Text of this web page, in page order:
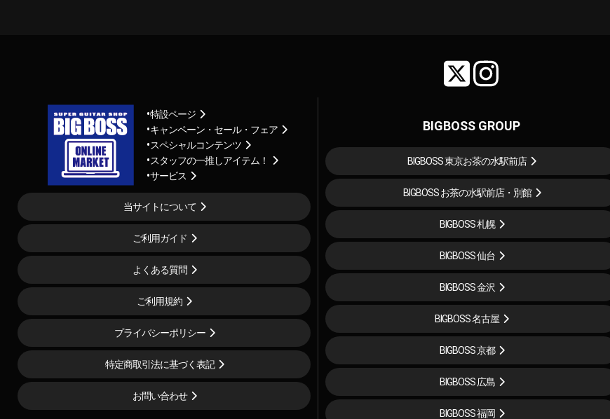
特設ページ
キャンペーン・セール・フェア
スペシャルコンテンツ
スタッフの一推しアイテム！
サービス
当サイトについて
ご利用ガイド
よくある質問
ご利用規約
プライバシーポリシー
特定商取引法に基づく表記
お問い合わせ
BIGBOSS GROUP
BIGBOSS 東京お茶の水駅前店
BIGBOSS お茶の水駅前店・別館
BIGBOSS 札幌
BIGBOSS 仙台
BIGBOSS 金沢
BIGBOSS 名古屋
BIGBOSS 京都
BIGBOSS 広島
BIGBOSS 福岡